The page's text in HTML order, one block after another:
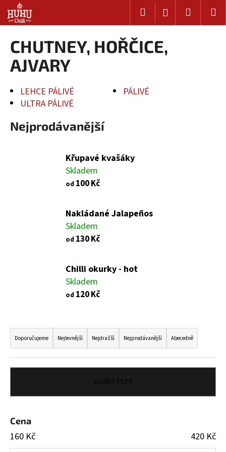
Přejít
na
obsah
HledatPřihlášení
CHUTNEY, HOŘČICE,
AJVARY
LEHCE PÁLIVÉ
PÁLIVÉ
ULTRA PÁLIVÉ
Nejprodávanější
Křupavé kvašáky
Skladem
od 100 Kč
Nakládané Jalapeños
Skladem
od 130 Kč
Chilli okurky - hot
Skladem
od 120 Kč
Ř
a
z
e
r
o
d
Doporučujeme Nejlevnější Nejdražší Nejprodávanější Abecedně
ZAVŘÍT FILTR
Cena
160 Kč 420 Kč
Zpět
Zpět
C
o
o
t
ř
e
HLEDAT
o
r
u